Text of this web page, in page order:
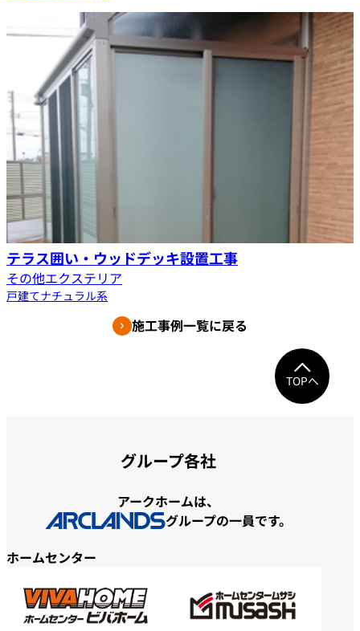
テラス囲い・ウッドデッキ設置工事
その他エクステリア
戸建てナチュラル系
施工事例一覧に戻る
TOPへ
グループ各社
アークホームは、
グループの一員です。
ホームセンター